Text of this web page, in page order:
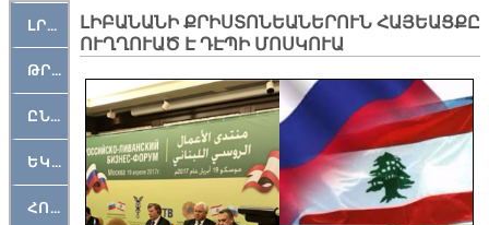
ԼՐԱՀՈՍ
ԹՐՔԱՀԱՅ ԿԵԱՆՔ
ԸՆԿԵՐԱՄՇԱԿՈՒԹԱՅԻՆ
ԵԿԵՂԵՑԱԿԱՆ
ՀՈԳԵՄՏԱՒՈՐ
ԼԻԲԱՆԱՆԻ ՔՐԻՍՏՈՆԵԱՆԵՐՈՒՆ ՀԱՅԵԱՑՔԸ
ՈՒՂՂՈՒԱԾ Է ԴԷՊԻ ՄՈՍԿՈՒԱ